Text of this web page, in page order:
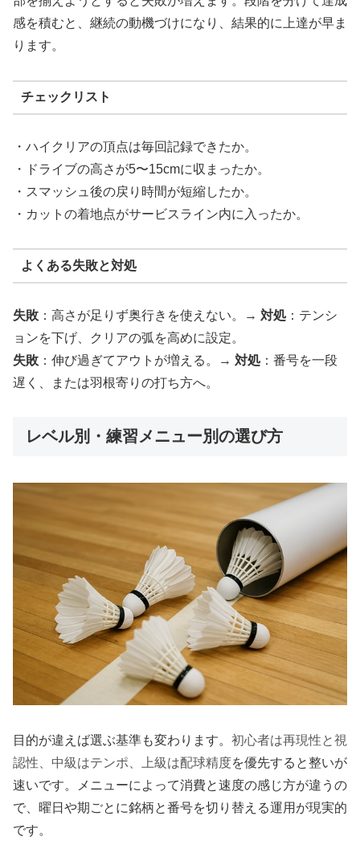
感を積むと、継続の動機づけになり、結果的に上達が早ま
ります。
チェックリスト
・ハイクリアの頂点は毎回記録できたか。
・ドライブの高さが5〜15cmに収まったか。
・スマッシュ後の戻り時間が短縮したか。
・カットの着地点がサービスライン内に入ったか。
よくある失敗と対処
失敗 ：高さが足りず奥行きを使えない。→ 対処 ：テンシ
ョンを下げ、クリアの弧を高めに設定。
失敗 ：伸び過ぎてアウトが増える。→ 対処 ：番号を一段
遅く、または羽根寄りの打ち方へ。
レベル別・練習メニュー別の選び方
目的が違えば選ぶ基準も変わります。 初心者は再現性と視
認性、中級はテンポ、上級は配球精度を優先すると整いが
速いです。メニューによって消費と速度の感じ方が違うの
で、曜日や期ごとに銘柄と番号を切り替える運用が現実的
です。